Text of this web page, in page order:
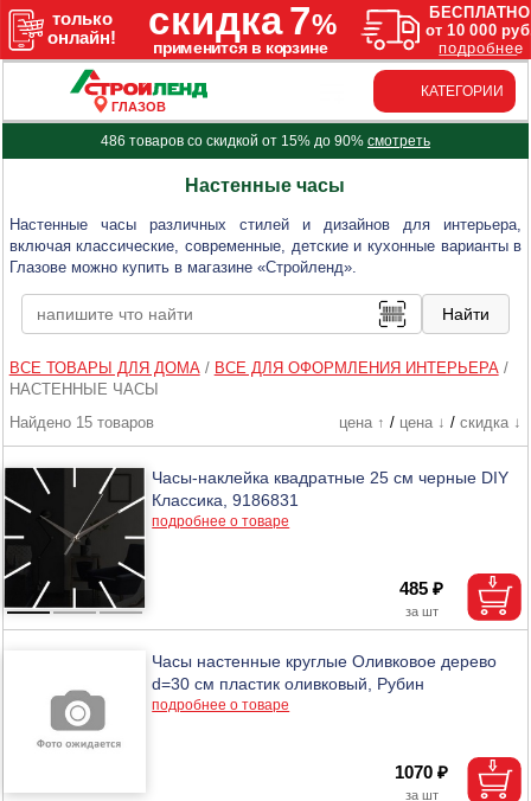
ГЛАЗОВ
КАТЕГОРИИ
486 товаров со скидкой от 15% до 90% смотреть
Настенные часы
Настенные часы различных стилей и дизайнов для интерьера,
включая классические, современные, детские и кухонные варианты в
Глазове можно купить в магазине «Стройленд».
ВСЕ ТОВАРЫ ДЛЯ ДОМА/ ВСЕ ДЛЯ ОФОРМЛЕНИЯ ИНТЕРЬЕРА/
НАСТЕННЫЕ ЧАСЫ
Найдено 15 товаров
цена ↑ / цена ↓ / скидка ↓
Часы-наклейка квадратные 25 см черные DIY
Классика, 9186831
подробнее о товаре
485 ₽
Часы настенные круглые Оливковое дерево
d=30 см пластик оливковый, Рубин
подробнее о товаре
1070 ₽